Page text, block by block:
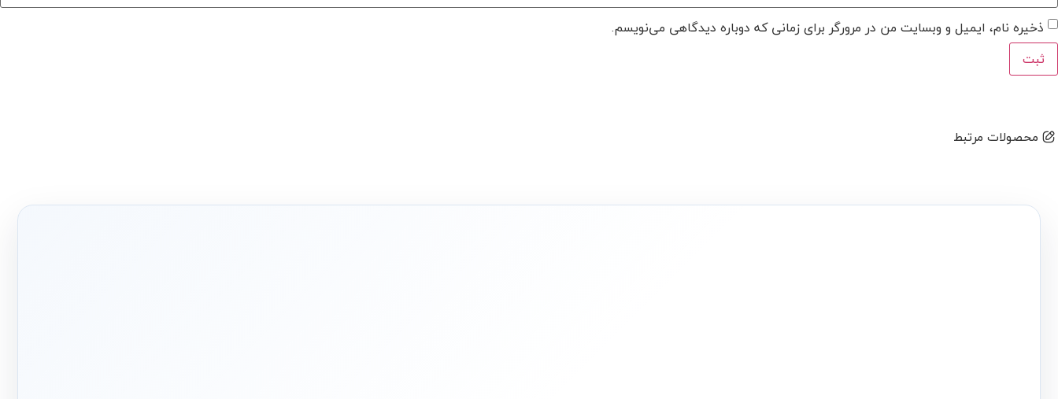
ذخیره نام، ایمیل و وبسایت من در مرورگر برای زمانی که دوباره دیدگاهی می‌نویسم.
محصولات مرتبط